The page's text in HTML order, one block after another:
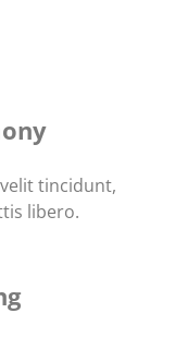
tincidunt,
libero.